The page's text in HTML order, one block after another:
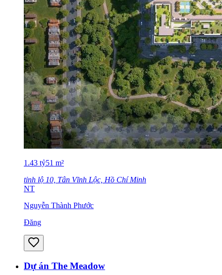
1.43 tỷ51 m²
tỉnh lộ 10, Tân Vĩnh Lộc, Hồ Chí Minh
NT
Nguyễn Thành Phước
Đăng
Dự án The Meadow